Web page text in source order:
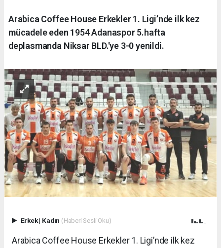
Arabica Coffee House Erkekler 1. Ligi’nde ilk kez
mücadele eden 1954 Adanaspor 5.hafta
deplasmanda Niksar BLD.'ye 3-0 yenildi.
Erkek| Kadın (Haberi Sesli Oku)
Arabica Coffee House Erkekler 1. Ligi’nde ilk kez